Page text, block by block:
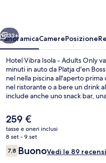
Only
Avanti
33+
PanoramicaCamerePosizione
Hotel Vibra Isola - Adults Only
minuti in auto da Platja d'en
nel nella piscina all'aperto
nel ristorante o a bere un drink
include anche uno snack bar,
Il
prezzo
attuale
è
259 €
259 €
tasse e oneri inclusi
8 set - 9 set
Recensioni
7,87,8 su 10
BuonoVedi le 89